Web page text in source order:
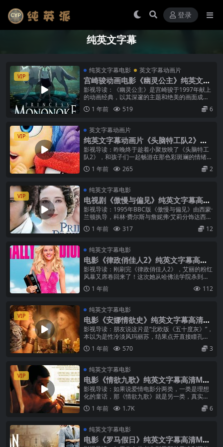
登录
纯英文字幕
VIP
纯英文字幕电影 英文字幕动画片
宫崎骏动画电影《幽灵公主》纯英文字
幕高清MP4下载
影视导读：《幽灵公主》是宫崎骏于1997年献上
的动画经典，以其深邃的主题和绝美的画面成为
影史瑰宝。这部电影将你带入室町时代的日本，
走进人类与自然交织的恢弘故事。...
1 年前 519 6
VIP
英文字幕动画片
纯英文字幕动画片《头脑特工队2》高
清MP4下载
影视导读：昨晚终于趁着小聚放映了《头脑特工
队2》，和孩子们一起畅游在那色彩斑斓的情绪世
界。看完才发现，成长并不是简单的“长大”，而是
内心的那些“特工们”不断重组...
1 年前 265 2
VIP
纯英文字幕电影
电视剧《傲慢与偏见》纯英文字幕高清
MP4下载
影视导读：1995年BBC版《傲慢与偏见》由西蒙·
兰顿执导，科林·费尔斯与詹妮弗·艾莉分饰达西与
伊丽莎白，被誉为“最贴近简·奥斯汀灵魂的改
编”。全剧共6集，于1...
1 年前 317 12
纯英文字幕电影
电影《律政俏佳人2》纯英文字幕高清
MP4下载
影视导读：刚刷完《律政俏佳人2》，艾丽的粉红
风暴又席卷回来了！这次她从哈佛法学院杀到华
盛顿，带着她的迷你狗和满腔热情挑战政坛！虽
然没有第一部那么经典，但艾丽的乐...
1 年前 112
VIP
纯英文字幕电影
电影《安娜情欲史》纯英文字幕高清M
P4下载
影视导读：朋友说这片是“北欧版《五十度灰》”，
本以为是性冷淡风玛丽苏，结果点开直接瞳孔地
震——丹麦人拍情欲戏是真·物理意义上的“赤裸
裸”啊！导演杰西卡·尼尔森（...
1 年前 570 3
VIP
纯英文字幕电影
电影《情欲九歌》纯英文字幕高清MP4
下载
影视导读：如果说爱情电影分两类，一类是理想
化的童话，那《情欲九歌》就是另一类，真实得
几乎让人不敢直视。它没有复杂的情节，也没有
高低起伏的戏剧冲突，只有两个年轻人...
1 年前 1.7K 6
纯英文字幕电影
电影《罗马假日》纯英文字幕高清MP4